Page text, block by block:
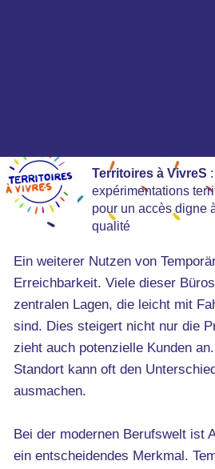
Territoires à VivreS :
expérimentations
pour un accès digne
qualité
Ein weiterer Nutzen von
Erreichbarkeit. Viele dieser
zentralen Lagen, die leicht mit
sind. Dies steigert nicht nur die
zieht auch potenzielle Kunden
Standort kann oft den
ausmachen.
Bei der modernen Berufswelt ist
ein entscheidendes Merkmal.